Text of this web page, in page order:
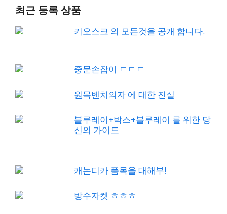
최근 등록 상품
키오스크 의 모든것을 공개 합니다.
중문손잡이 ㄷㄷㄷ
원목벤치의자 에 대한 진실
블루레이+박스+블루레이 를 위한 당
신의 가이드
캐논디카 품목을 대해부!
방수자켓 ㅎㅎㅎ